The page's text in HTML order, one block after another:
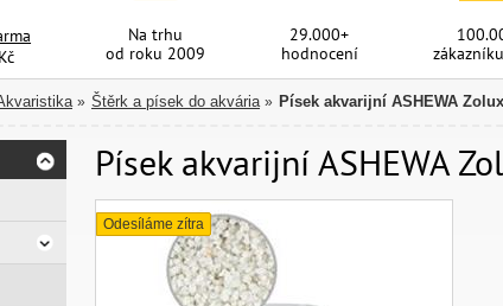
Na trhu
od roku 2009
29.000+
hodnocení
» Štěrk a písek do akvária » Písek akvarijní ASHEWA Zolux
Písek akvarijní ASHEWA
Odesíláme zítra